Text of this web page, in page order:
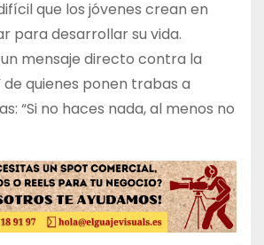
que los jóvenes crean en
para desarrollar su vida.
mensaje directo contra la
de quienes ponen trabas a
“Si no haces nada, al menos no